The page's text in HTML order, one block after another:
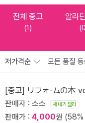
전체 중고
(1)
알라
저가격순 모든 품질 등
[중고] リフォ-ムの本
판매자 : 소소 새내기셀러
판매가 : 4,000원